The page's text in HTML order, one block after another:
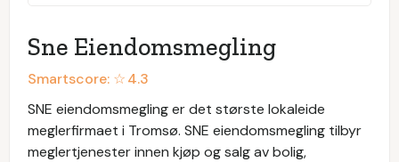
Sne Eiendomsmegling
Smartscore: ☆4.3
SNE eiendomsmegling er det største lokaleide
meglerfirmaet i Tromsø. SNE eiendomsmegling tilbyr
meglertjenester innen kjøp og salg av bolig,